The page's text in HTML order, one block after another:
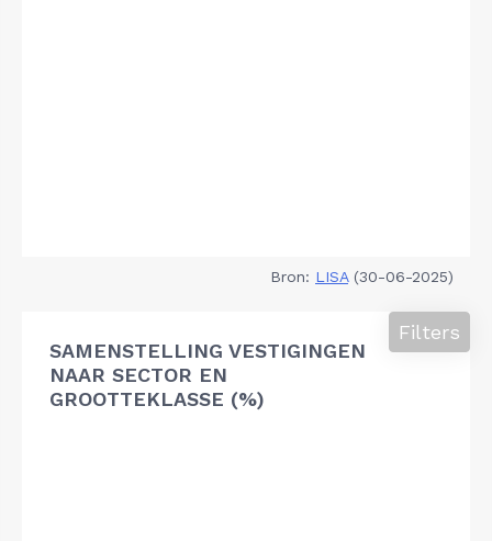
Bron: LISA(30-06-2025)
SAMENSTELLING VESTIGINGEN
NAAR SECTOR EN
GROOTTEKLASSE (%)
Filters